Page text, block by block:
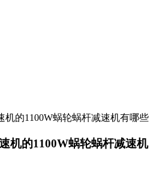
机的1100W蜗轮蜗杆减速机